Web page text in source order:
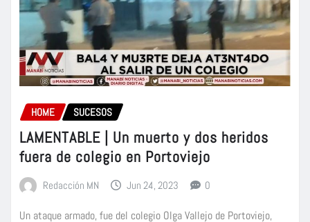
HOME SUCESOS
LAMENTABLE | Un muerto y dos heridos
fuera de colegio en Portoviejo
Redacción MN Jun 24, 2023 0
Un ataque armado, fue del colegio Olga Vallejo de Portoviejo,